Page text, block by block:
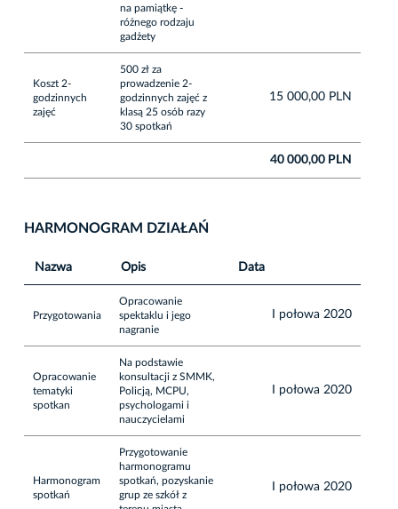
na pamiątkę -
różnego rodzaju
gadżety
Koszt 2-
godzinnych
zajęć
500 zł za
prowadzenie 2-
godzinnych zajęć z
klasą 25 osób razy
30 spotkań
15 000,00 PLN
40 000,00 PLN
HARMONOGRAM DZIAŁAŃ
Nazwa Opis Data
Przygotowania
Opracowanie
spektaklu i jego
nagranie
I połowa 2020
Opracowanie
tematyki
spotkan
Na podstawie
konsultacji z SMMK,
Policją, MCPU,
psychologami i
nauczycielami
I połowa 2020
Harmonogram
spotkań
Przygotowanie
harmonogramu
spotkań, pozyskanie
grup ze szkół z
I połowa 2020